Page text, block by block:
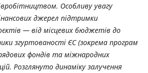
Особливу увагу
джерел підтримки
— від місцевих бюджетів до
згуртованості ЄС (зокрема програм
фондів та міжнародних
Розглянуто динаміку залучення